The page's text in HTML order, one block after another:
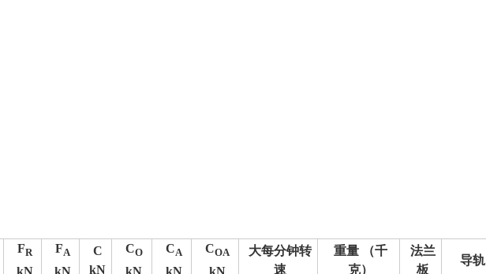
FR FA
C
kN
CO CA COA
大每分钟转
速
重量 （千
克）
法兰
板
导轨